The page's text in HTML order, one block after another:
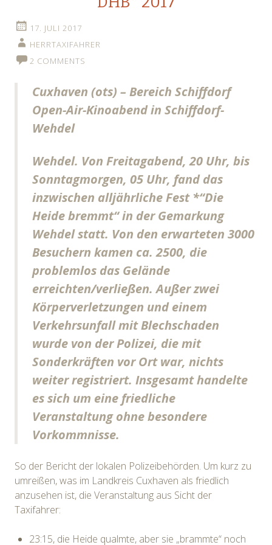
17. JULI 2017
HERRTAXIFAHRER
2 COMMENTS
Cuxhaven (ots) – Bereich Schiffdorf
Open-Air-Kinoabend in Schiffdorf-
Wehdel
Wehdel. Von Freitagabend, 20 Uhr, bis
Sonntagmorgen, 05 Uhr, fand das
inzwischen alljährliche Fest *“Die
Heide bremmt“ in der Gemarkung
Wehdel statt. Von den erwarteten 3000
Besuchern kamen ca. 2500, die
problemlos das Gelände
erreichten/verließen. Außer zwei
Körperverletzungen und einem
Verkehrsunfall mit Blechschaden
wurde von der Polizei, die mit
Sonderkräften vor Ort war, nichts
weiter registriert. Insgesamt handelte
es sich um eine friedliche
Veranstaltung ohne besondere
Vorkommnisse.
So der Bericht der lokalen Polizeibehörden. Um kurz zu
umreißen, was im Landkreis Cuxhaven als friedlich
anzusehen ist, die Veranstaltung aus Sicht der
Taxifahrer:
23:15, die Heide qualmte, aber sie „brammte“ noch